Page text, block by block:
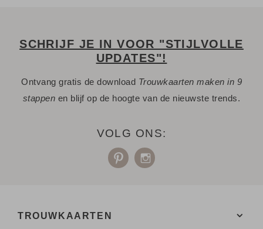
SCHRIJF JE IN VOOR "STIJLVOLLE
UPDATES"!
Ontvang gratis de download Trouwkaarten maken in 9
stappen en blijf op de hoogte van de nieuwste trends.
VOLG ONS:
TROUWKAARTEN